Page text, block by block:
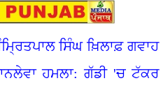
ਸਿੰਘ ਖ਼ਿਲਾਫ਼ ਗਵਾਹ
ਹਮਲਾ: ਗੱਡੀ 'ਚ ਟੱਕਰ